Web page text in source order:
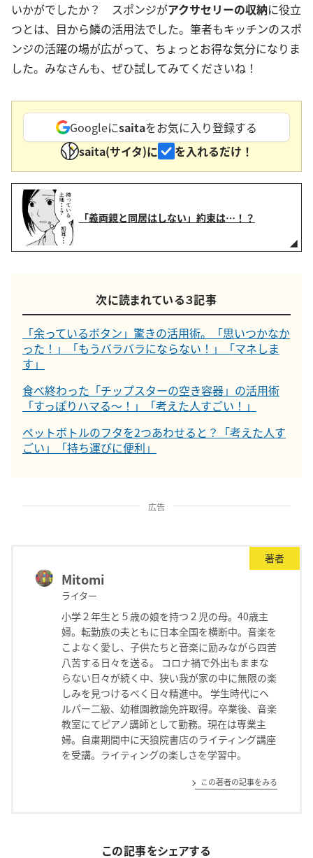
いかがでしたか？ スポンジがアクサセリーの収納に役立
つとは、目から鱗の活用法でした。筆者もキッチンのスポ
ンジの活躍の場が広がって、ちょっとお得な気分になりま
した。みなさんも、ぜひ試してみてくださいね！
Googleにsaitaをお気に入り登録する
saita(サイタ)に
を入れるだけ！
「義両親と同居はしない」約束は…！？
次に読まれている３記事
「余っているボタン」驚きの活用術。「思いつかなか
った！」「もうバラバラにならない！」「マネしま
す」
食べ終わった「チップスターの空き容器」の活用術
「すっぽりハマる～！」「考えた人すごい！」
ペットボトルのフタを2つあわせると？「考えた人す
ごい」「持ち運びに便利」
広告
著者
Mitomi
ライター
小学２年生と５歳の娘を持つ２児の母。40歳主
婦。転勤族の夫ともに日本全国を横断中。音楽を
こよなく愛し、子供たちと音楽に励みながら四苦
八苦する日々を送る。 コロナ禍で外出もままな
らない日々が続く中、狭い我が家の中に無限の楽
しみを見つけるべく日々精進中。 学生時代にヘ
ルパー二級、幼稚園教諭免許取得。卒業後、音楽
教室にてピアノ講師として勤務。現在は専業主
婦。自粛期間中に天狼院書店のライティング講座
を受講。ライティングの楽しさを学習中。
この著者の記事をみる
この記事をシェアする